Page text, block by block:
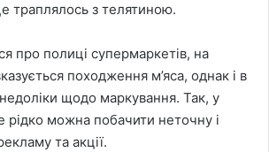
траплялось з телятиною.
про полиці супермаркетів, на
походження м’яса, однак і в
щодо маркування. Так, у
рідко можна побачити неточну і
та акції.